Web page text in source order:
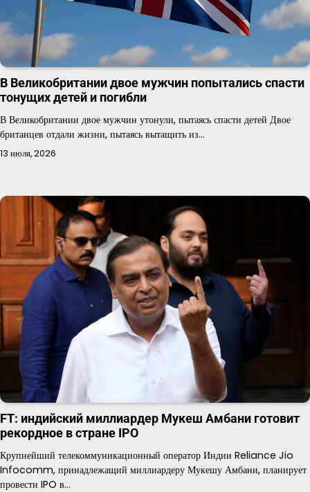
В Великобритании двое мужчин попытались спасти
тонущих детей и погибли
В Великобритании двое мужчин утонули, пытаясь спасти детей Двое
британцев отдали жизни, пытаясь вытащить из…
13 июля, 2026
FT: индийский миллиардер Мукеш Амбани готовит
рекордное в стране IPO
Крупнейший телекоммуникационный оператор Индии Reliance Jio
Infocomm, принадлежащий миллиардеру Мукешу Амбани, планирует
провести IPO в…